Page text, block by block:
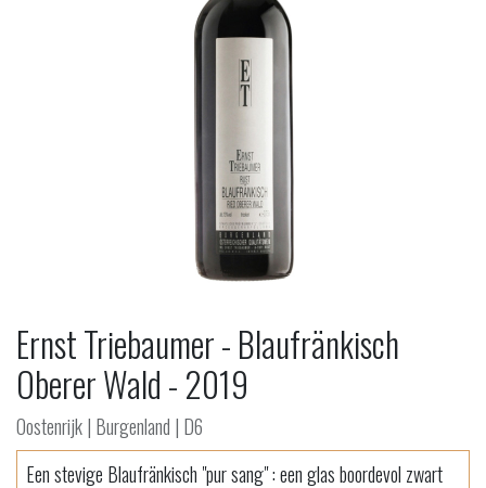
Ernst Triebaumer - Blaufränkisch
Oberer Wald - 2019
Oostenrijk | Burgenland | D6
Een stevige Blaufränkisch "pur sang" : een glas boordevol zwart